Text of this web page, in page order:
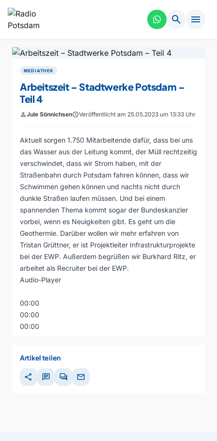
search menu
MEDIATHEK
Arbeitszeit – Stadtwerke Potsdam –
Teil 4
personJule SönnichsenscheduleVeröffentlicht am 25.05.2023 um 13:33 Uhr
Aktuell sorgen 1.750 Mitarbeitende dafür, dass bei uns
das Wasser aus der Leitung kommt, der Müll rechtzeitig
verschwindet, dass wir Strom haben, mit der
Straßenbahn durch Potsdam fahren können, dass wir
Schwimmen gehen können und nachts nicht durch
dunkle Straßen laufen müssen. Und bei einem
spannenden Thema kommt sogar der Bundeskanzler
vorbei, wenn es Neuigkeiten gibt. Es geht um die
Geothermie. Darüber wollen wir mehr erfahren von
Tristan Grüttner, er ist Projektleiter Infrastrukturprojekte
bei der EWP. Außerdem begrüßen wir Burkhard Ritz, er
arbeitet als Recruiter bei der EWP.
Audio-Player
00:00
00:00
00:00
Artikel teilen
share chat forum mail